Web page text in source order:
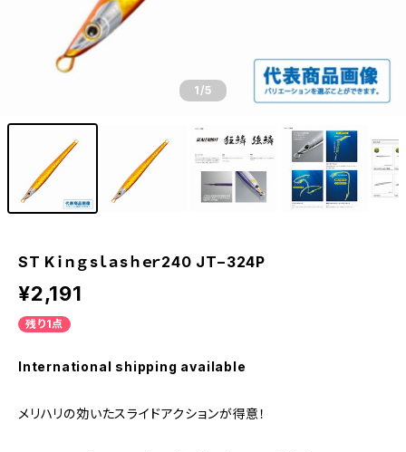
1/5
ST Kｉｎｇsｌａsｈｅｒ240 JT−324P
¥2,191
残り1点
International shipping available
メリハリの効いたスライドアクションが得意！